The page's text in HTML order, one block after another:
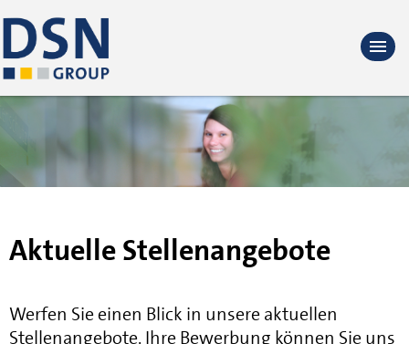
Aktuelle Stellenangebote
Werfen Sie einen Blick in unsere aktuellen
Stellenangebote. Ihre Bewerbung können Sie uns